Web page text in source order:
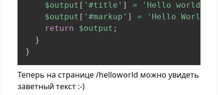
$output [ '#title' ] =
'Hello world
$output [ '#markup' ] = 'Hello World!'
return
$output ;
}
}
Теперь на странице /helloworld можно увидеть
заветный текст :-)